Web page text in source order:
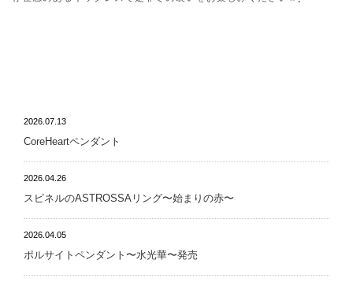
2026.07.13
CoreHeartペンダント
2026.04.26
スピネルのASTROSSAリング〜始まりの赤〜
2026.04.05
ポルサイトペンダント〜水光華〜発売